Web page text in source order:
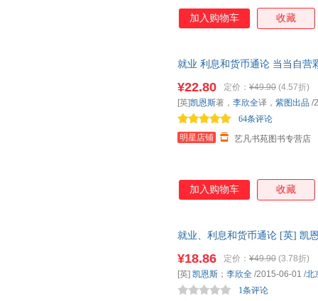
加入购物车 收藏
就业 利息和货币通论 当当自营
¥22.80 定价： ¥49.90 (4.57折)
明星店铺 艺凡书苑图书专营店
64条评论
[英]凯恩斯著， 李欣全译， 紫图出品 /
加入购物车 收藏
就业、利息和货币通论 [英] 凯
¥18.86 定价： ¥49.90 (3.78折)
1条评论
[英] 凯恩斯 ； 李欣全 /2015-06-01 /北